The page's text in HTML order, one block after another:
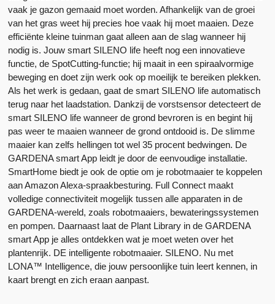
vaak je gazon gemaaid moet worden. Afhankelijk van de groei
van het gras weet hij precies hoe vaak hij moet maaien. Deze
efficiënte kleine tuinman gaat alleen aan de slag wanneer hij
nodig is. Jouw smart SILENO life heeft nog een innovatieve
functie, de SpotCutting-functie; hij maait in een spiraalvormige
beweging en doet zijn werk ook op moeilijk te bereiken plekken.
Als het werk is gedaan, gaat de smart SILENO life automatisch
terug naar het laadstation. Dankzij de vorstsensor detecteert de
smart SILENO life wanneer de grond bevroren is en begint hij
pas weer te maaien wanneer de grond ontdooid is. De slimme
maaier kan zelfs hellingen tot wel 35 procent bedwingen. De
GARDENA smart App leidt je door de eenvoudige installatie.
SmartHome biedt je ook de optie om je robotmaaier te koppelen
aan Amazon Alexa-spraakbesturing. Full Connect maakt
volledige connectiviteit mogelijk tussen alle apparaten in de
GARDENA-wereld, zoals robotmaaiers, bewateringssystemen
en pompen. Daarnaast laat de Plant Library in de GARDENA
smart App je alles ontdekken wat je moet weten over het
plantenrijk. DE intelligente robotmaaier. SILENO. Nu met
LONA™ Intelligence, die jouw persoonlijke tuin leert kennen, in
kaart brengt en zich eraan aanpast.